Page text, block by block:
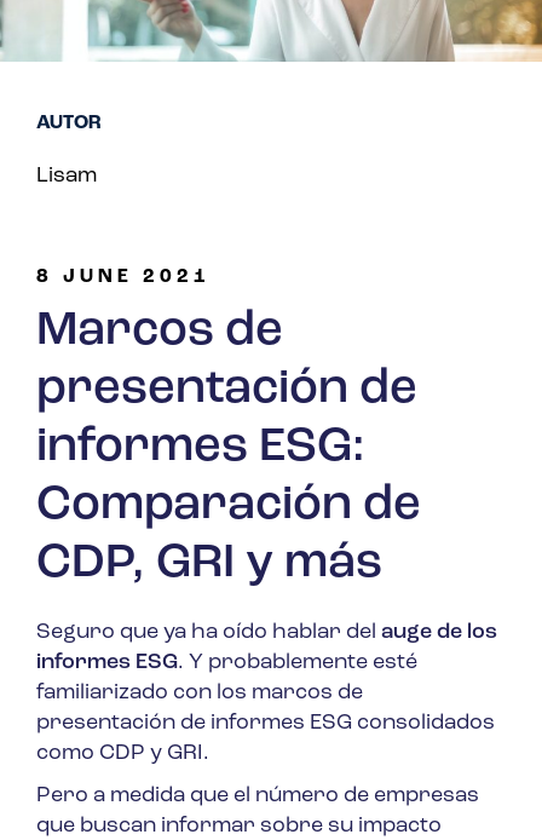
8 JUNE 2021
Marcos de
presentación de
informes ESG:
Comparación de
CDP, GRI y más
Seguro que ya ha oído hablar del auge de los
informes ESG. Y probablemente esté
familiarizado con los marcos de
presentación de informes ESG consolidados
como CDP y GRI.
Pero a medida que el número de empresas
que buscan informar sobre su impacto
AUTOR
Lisam